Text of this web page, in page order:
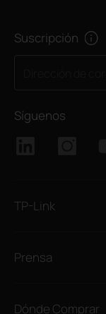
Suscripción
Síguenos
TP-Link
Prensa
Dónde Comprar